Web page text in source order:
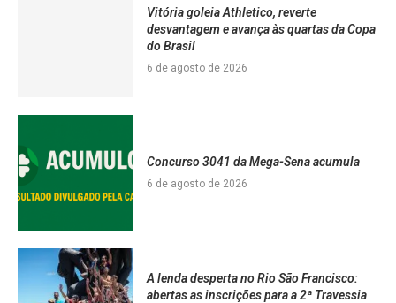
Vitória goleia Athletico, reverte
desvantagem e avança às quartas da Copa
do Brasil
6 de agosto de 2026
Concurso 3041 da Mega-Sena acumula
6 de agosto de 2026
A lenda desperta no Rio São Francisco:
abertas as inscrições para a 2ª Travessia